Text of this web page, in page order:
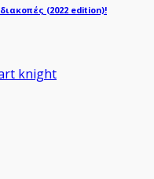
(2022 edition)!